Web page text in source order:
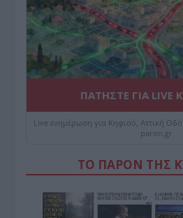
ΠΑΤΗΣΤΕ ΓΙΑ LIVE
Live ενημέρωση για Κηφισό, Αττική
paron.gr
ΤΟ ΠΑΡΟΝ ΤΗΣ